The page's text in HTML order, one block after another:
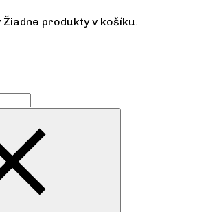
Žiadne produkty v košíku.